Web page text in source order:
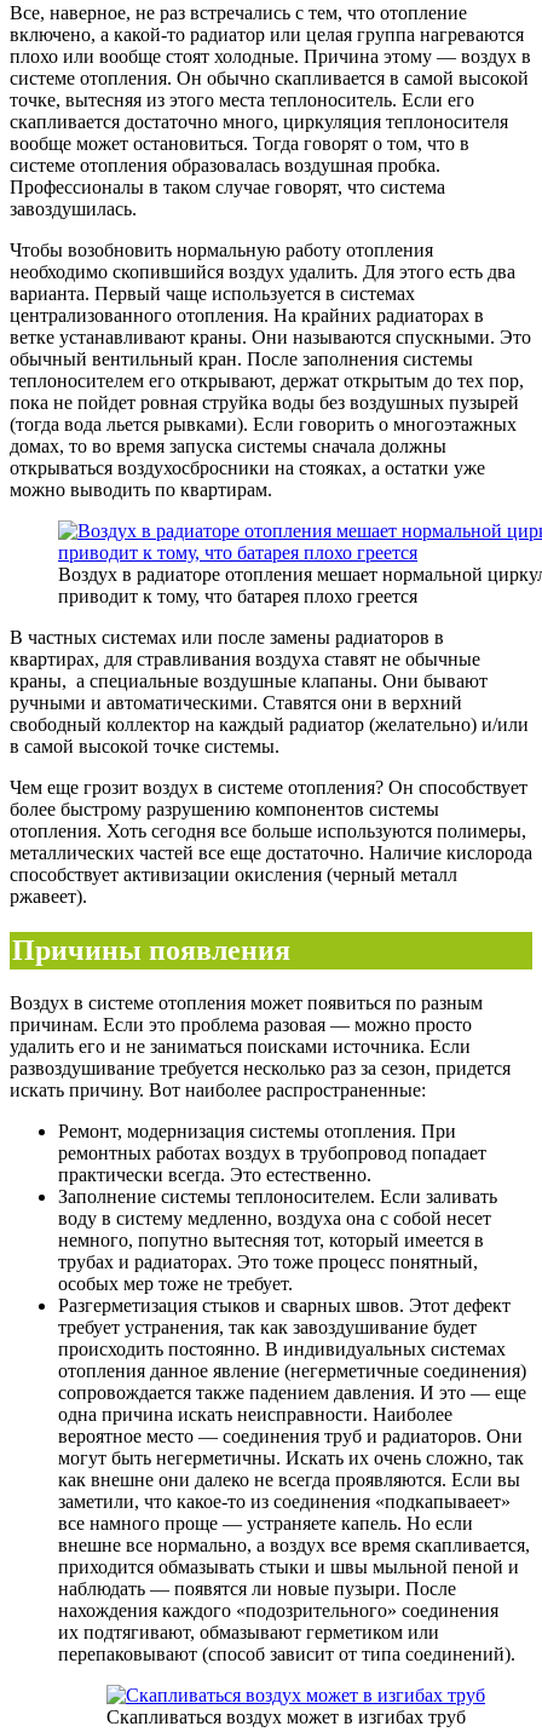
Все, наверное, не раз встречались с тем, что отопление
включено, а какой-то радиатор или целая группа нагреваются
плохо или вообще стоят холодные. Причина этому — воздух в
системе отопления. Он обычно скапливается в самой высокой
точке, вытесняя из этого места теплоноситель. Если его
скапливается достаточно много, циркуляция теплоносителя
вообще может остановиться. Тогда говорят о том, что в
системе отопления образовалась воздушная пробка.
Профессионалы в таком случае говорят, что система
завоздушилась.
Чтобы возобновить нормальную работу отопления
необходимо скопившийся воздух удалить. Для этого есть два
варианта. Первый чаще используется в системах
централизованного отопления. На крайних радиаторах в
ветке устанавливают краны. Они называются спускными. Это
обычный вентильный кран. После заполнения системы
теплоносителем его открывают, держат открытым до тех пор,
пока не пойдет ровная струйка воды без воздушных пузырей
(тогда вода льется рывками). Если говорить о многоэтажных
домах, то во время запуска системы сначала должны
открываться воздухосбросники на стояках, а остатки уже
можно выводить по квартирам.
Воздух в радиаторе отопления мешает нормальной
приводит к тому, что батарея плохо греется
В частных системах или после замены радиаторов в
квартирах, для стравливания воздуха ставят не обычные
краны, а специальные воздушные клапаны. Они бывают
ручными и автоматическими. Ставятся они в верхний
свободный коллектор на каждый радиатор (желательно) и/или
в самой высокой точке системы.
Чем еще грозит воздух в системе отопления? Он способствует
более быстрому разрушению компонентов системы
отопления. Хоть сегодня все больше используются полимеры,
металлических частей все еще достаточно. Наличие кислорода
способствует активизации окисления (черный металл
ржавеет).
Причины появления
Воздух в системе отопления может появиться по разным
причинам. Если это проблема разовая — можно просто
удалить его и не заниматься поисками источника. Если
развоздушивание требуется несколько раз за сезон, придется
искать причину. Вот наиболее распространенные:
Ремонт, модернизация системы отопления. При
ремонтных работах воздух в трубопровод попадает
практически всегда. Это естественно.
Заполнение системы теплоносителем. Если заливать
воду в систему медленно, воздуха она с собой несет
немного, попутно вытесняя тот, который имеется в
трубах и радиаторах. Это тоже процесс понятный,
особых мер тоже не требует.
Разгерметизация стыков и сварных швов. Этот дефект
требует устранения, так как завоздушивание будет
происходить постоянно. В индивидуальных системах
отопления данное явление (негерметичные соединения)
сопровождается также падением давления. И это — еще
одна причина искать неисправности. Наиболее
вероятное место — соединения труб и радиаторов. Они
могут быть негерметичны. Искать их очень сложно, так
как внешне они далеко не всегда проявляются. Если вы
заметили, что какое-то из соединения «подкапываеет»
все намного проще — устраняете капель. Но если
внешне все нормально, а воздух все время скапливается,
приходится обмазывать стыки и швы мыльной пеной и
наблюдать — появятся ли новые пузыри. После
нахождения каждого «подозрительного» соединения
их подтягивают, обмазывают герметиком или
перепаковывают (способ зависит от типа соединений).
Скапливаться воздух может в изгибах труб